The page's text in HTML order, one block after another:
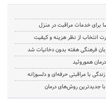
برای خدمات مراقبت در منزل
انتخاب از نظر هزینه و کیفیت
فرهنگی هفته بدون دخانیات شد
هموروئید
با مراقبتی حرفه‌ای و دلسوزانه
جدیدترین روش‌های درمان